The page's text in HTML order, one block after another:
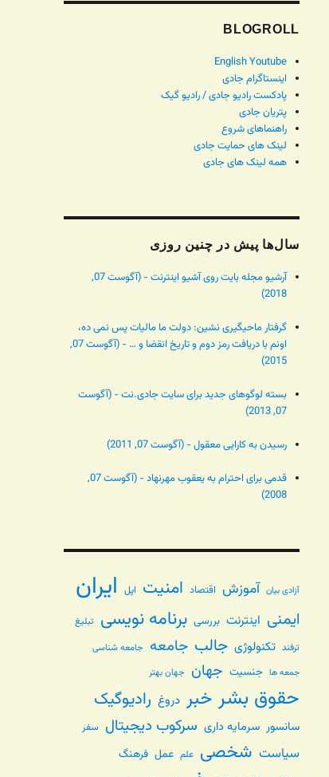
BLOGROLL
English Youtube
اینستاگرام جادی
پادکست رادیو جادی / رادیو گیک
پتریان جادی
راهنماهای شروع
لینک های حمایت جادی
همه لینک های جادی
سال‌ها پیش در چنین روزی
آرشیو مجله بایت روی آشیو اینترنت - (آگوست 07,
2018)
گرفتار ماحیگیری نشین: دولت ما مالیات پس نمی ده،
اونم با دریافت رمز دوم و تاریخ انقضا و … - (آگوست 07,
2015)
بسته لوگوهای جدید برای سایت جادی.نت - (آگوست
07, 2013)
رسیدن به کارایی معقول - (آگوست 07, 2011)
قدمی برای احترام به یعقوب مهرنهاد - (آگوست 07,
2008)
آزادی بیان آموزش اقتصاد امنیت اپل ایران
ایمنی اینترنت بررسی برنامه نویسی تبلیغ
ترفند تکنولوژی جالب جامعه جامعه شناسی
جمعه ها جنسیت جهان جهان بهتر
حقوق بشر خبر دروغ رادیوگیک
سانسور سرمایه داری سرکوب دیجیتال سفر
سیاست شخصی علم عمل فرهنگ